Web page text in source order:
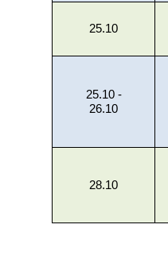
25.10
25.10 -
26.10
28.10